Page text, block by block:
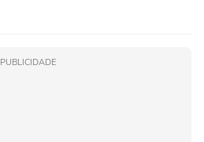
PUBLICIDADE